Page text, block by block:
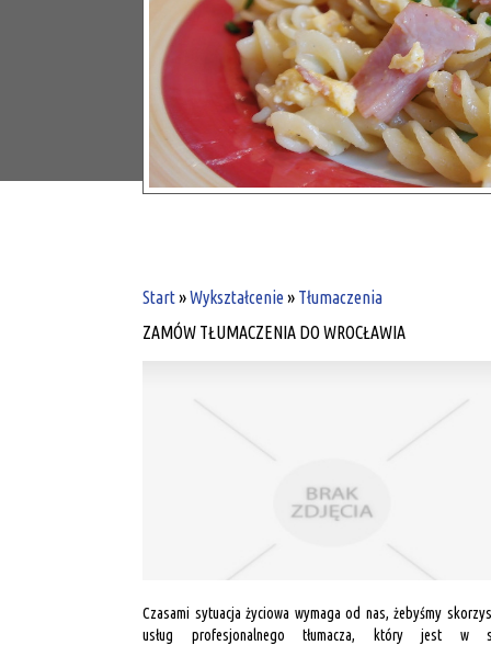
Start»Wykształcenie» Tłumaczenia
ZAMÓW TŁUMACZENIA DO WROCŁAWIA
Czasami sytuacja życiowa wymaga od nas, żebyśmy
usług profesjonalnego tłumacza, który jest w